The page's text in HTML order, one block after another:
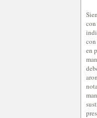
en